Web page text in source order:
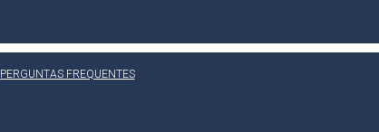
PERGUNTAS FREQUENTES